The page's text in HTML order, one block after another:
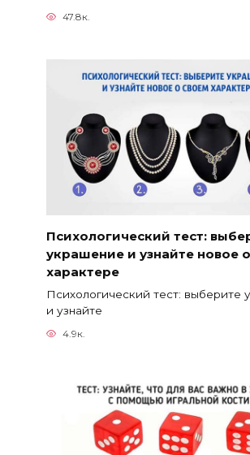
47.8к.
Психологический тест:
украшение и узнайте новое
характере
Психологический тест: выберите
и узнайте
4.9к.